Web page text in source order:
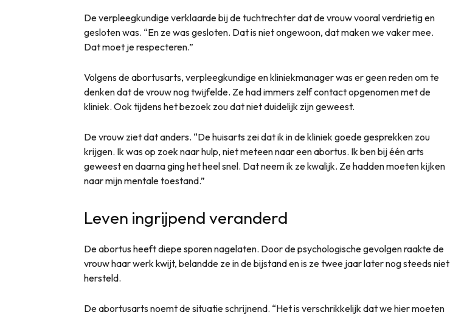
De verpleegkundige verklaarde bij de tuchtrechter dat de vrouw vooral verdrietig en
gesloten was. “En ze was gesloten. Dat is niet ongewoon, dat maken we vaker mee.
Dat moet je respecteren.”
Volgens de abortusarts, verpleegkundige en kliniekmanager was er geen reden om te
denken dat de vrouw nog twijfelde. Ze had immers zelf contact opgenomen met de
kliniek. Ook tijdens het bezoek zou dat niet duidelijk zijn geweest.
De vrouw ziet dat anders. “De huisarts zei dat ik in de kliniek goede gesprekken zou
krijgen. Ik was op zoek naar hulp, niet meteen naar een abortus. Ik ben bij één arts
geweest en daarna ging het heel snel. Dat neem ik ze kwalijk. Ze hadden moeten kijken
naar mijn mentale toestand.”
Leven ingrijpend veranderd
De abortus heeft diepe sporen nagelaten. Door de psychologische gevolgen raakte de
vrouw haar werk kwijt, belandde ze in de bijstand en is ze twee jaar later nog steeds niet
hersteld.
De abortusarts noemt de situatie schrijnend. “Het is verschrikkelijk dat we hier moeten